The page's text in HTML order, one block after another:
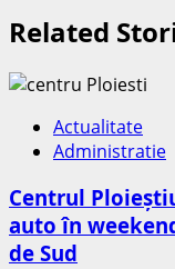
Related
Actualitate
Administratie
Centrul
auto în
de Sud